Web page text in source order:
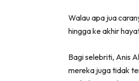
Walau apa jua
hingga ke akhir
Bagi selebriti, Anis
mereka juga tidak